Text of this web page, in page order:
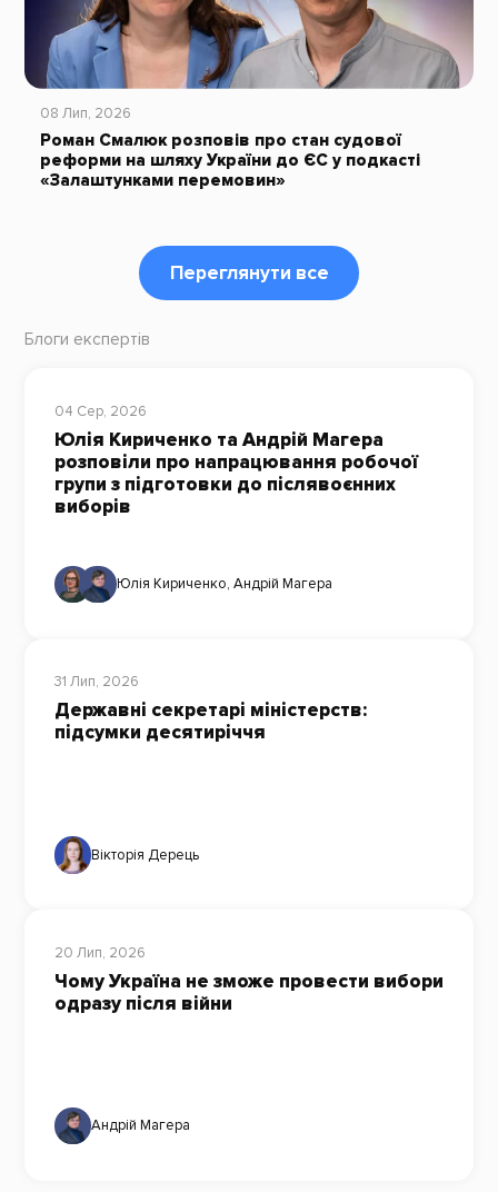
08 Лип, 2026
Роман Смалюк розповів про стан судової
реформи на шляху України до ЄС у подкасті
«Залаштунками перемовин»
Переглянути все
Блоги експертів
04 Сер, 2026
Юлія Кириченко та Андрій Магера
розповіли про напрацювання робочої
групи з підготовки до післявоєнних
виборів
Юлія Кириченко, Андрій Магера
31 Лип, 2026
Державні секретарі міністерств:
підсумки десятиріччя
Вікторія Дерець
20 Лип, 2026
Чому Україна не зможе провести вибори
одразу після війни
Андрій Магера